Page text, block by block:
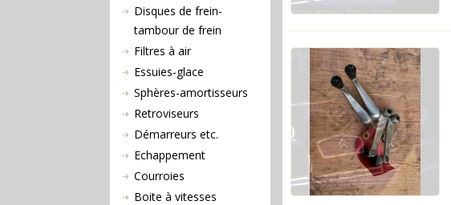
Disques de frein-
tambour de frein
Filtres à air
Essuies-glace
Sphères-amortisseurs
Retroviseurs
Démarreurs etc.
Echappement
Courroies
Boite à vitesses